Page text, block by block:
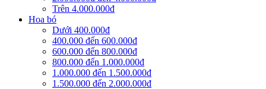
Trên 4.000.000đ
Hoa bó
Dưới 400.000đ
400.000 đến 600.000đ
600.000 đến 800.000đ
800.000 đến 1.000.000đ
1.000.000 đến 1.500.000đ
1.500.000 đến 2.000.000đ